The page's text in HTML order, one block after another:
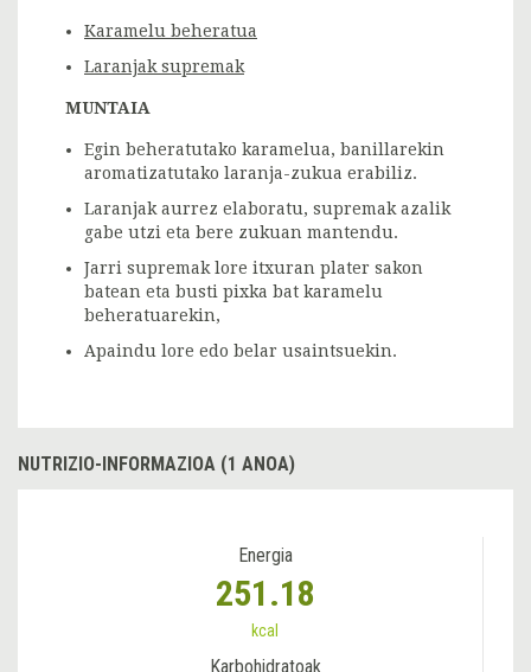
Karamelu beheratua
Laranjak supremak
MUNTAIA
Egin beheratutako karamelua, banillarekin
aromatizatutako laranja-zukua erabiliz.
Laranjak aurrez elaboratu, supremak azalik
gabe utzi eta bere zukuan mantendu.
Jarri supremak lore itxuran plater sakon
batean eta busti pixka bat karamelu
beheratuarekin,
Apaindu lore edo belar usaintsuekin.
NUTRIZIO-INFORMAZIOA (1 ANOA)
Energia
251.18
kcal
Karbohidratoak